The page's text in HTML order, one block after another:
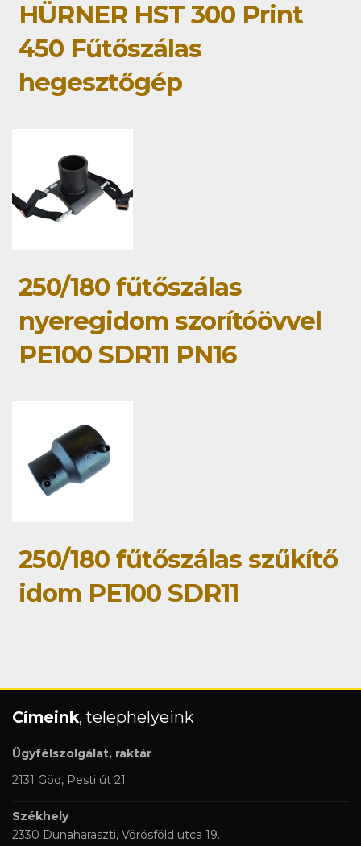
HÜRNER HST 300 Print
450 Fűtőszálas
hegesztőgép
250/180 fűtőszálas
nyeregidom szorítóövvel
PE100 SDR11 PN16
250/180 fűtőszálas szűkítő
idom PE100 SDR11
Címeink, telephelyeink
Ügyfélszolgálat, raktár
2131 Göd, Pesti út 21.
Székhely
2330 Dunaharaszti, Vörösföld utca 19.